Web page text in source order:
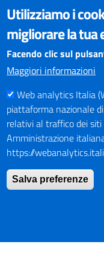
VISUALIZZAZIONE
Il sito internet della
essere visualizzato dai
browser non
dei contenuti.
PAGAMENTI
SOCIAL NETWORKS
Pagina Facebook
Profilo Instagram
PNRR (Piano
Utilizziamo i
migliorare la tua
Facendo clic sul
Maggiori informazioni
Web analytics Italia
piattaforma nazionale
relativi al traffico dei
Amministrazione
https://
Salva preferenze